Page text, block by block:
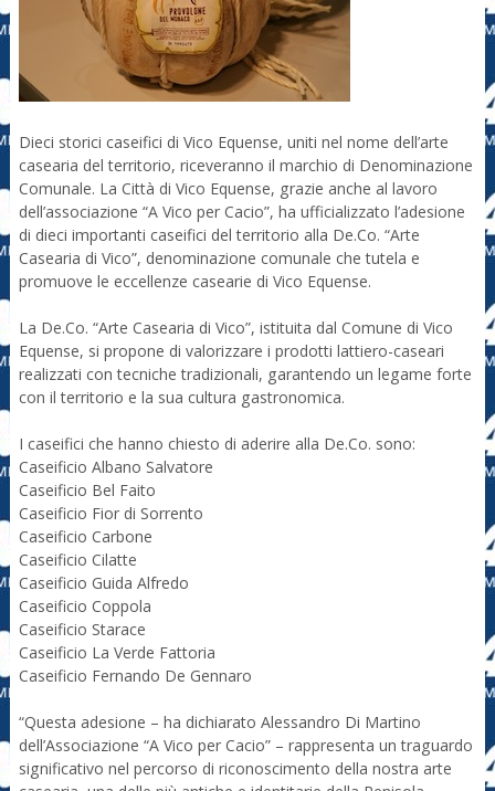
Dieci storici caseifici di Vico Equense, uniti nel nome dell’arte
casearia del territorio, riceveranno il marchio di Denominazione
Comunale. La Città di Vico Equense, grazie anche al lavoro
dell’associazione “A Vico per Cacio”, ha ufficializzato l’adesione
di dieci importanti caseifici del territorio alla De.Co. “Arte
Casearia di Vico”, denominazione comunale che tutela e
promuove le eccellenze casearie di Vico Equense.
La De.Co. “Arte Casearia di Vico”, istituita dal Comune di Vico
Equense, si propone di valorizzare i prodotti lattiero-caseari
realizzati con tecniche tradizionali, garantendo un legame forte
con il territorio e la sua cultura gastronomica.
I caseifici che hanno chiesto di aderire alla De.Co. sono:
Caseificio Albano Salvatore
Caseificio Bel Faito
Caseificio Fior di Sorrento
Caseificio Carbone
Caseificio Cilatte
Caseificio Guida Alfredo
Caseificio Coppola
Caseificio Starace
Caseificio La Verde Fattoria
Caseificio Fernando De Gennaro
“Questa adesione – ha dichiarato Alessandro Di Martino
dell’Associazione “A Vico per Cacio” – rappresenta un traguardo
significativo nel percorso di riconoscimento della nostra arte